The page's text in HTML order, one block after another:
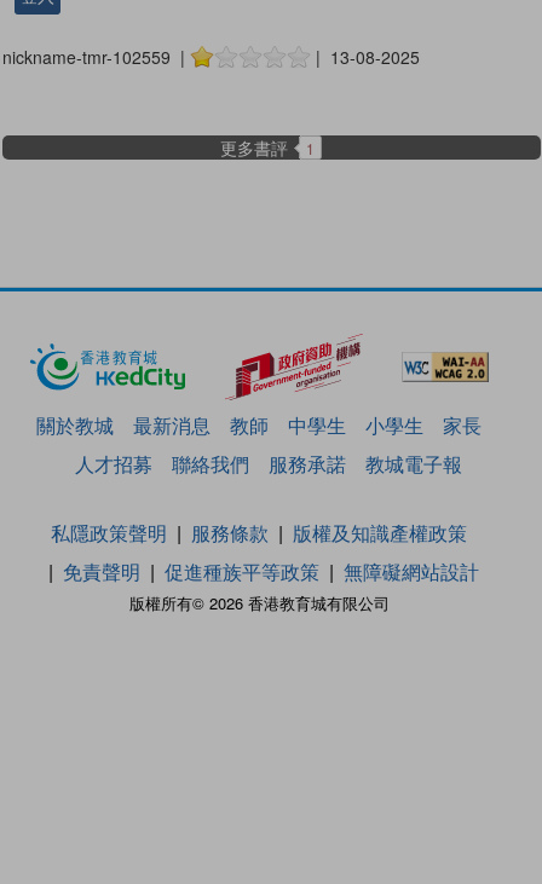
nickname-tmr-102559 | | 13-08-2025
更多書評 1
關於教城 最新消息 教師 中學生 小學生
家長
人才招募
聯絡我們 服務承諾 教城電子報
版權所有© 2026 香港教育城有限公司
私隱政策聲明 服務條款
版權及知識產權政策
免責聲明
促進種族平等政策 無障礙網站設計